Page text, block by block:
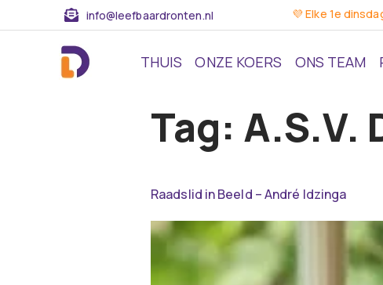
info@leefbaardronten.nl 💜 Elke 1e
THUIS ONZE KOERS ONS TEAM
Tag: A.S.V.
Raadslid in Beeld – André Idzinga